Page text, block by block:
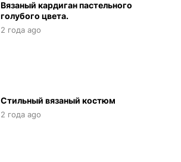
Вязаный кардиган пастельного
голубого цвета.
2 года ago
Стильный вязаный костюм
2 года ago